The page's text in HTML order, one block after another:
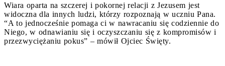
Wiara oparta na szczerej i pokornej relacji z Jezusem jest
widoczna dla innych ludzi, którzy rozpoznają w uczniu Pana.
“A to jednocześnie pomaga ci w nawracaniu się codziennie do
Niego, w odnawianiu się i oczyszczaniu się z kompromisów i
przezwyciężaniu pokus” – mówił Ojciec Święty.